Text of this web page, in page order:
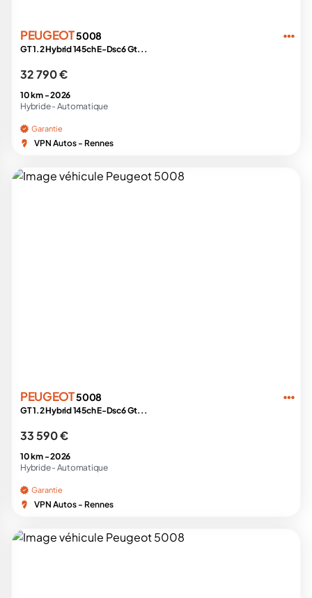
PEUGEOT5008
GT 1.2 Hybrid 145ch E-Dsc6 Gt...
32 790 €
10 km -2026
Hybride - Automatique
Garantie
VPN Autos - Rennes
PEUGEOT5008
GT 1.2 Hybrid 145ch E-Dsc6 Gt...
33 590 €
10 km -2026
Hybride - Automatique
Garantie
VPN Autos - Rennes